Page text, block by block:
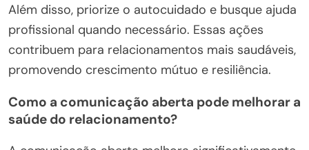
Além disso, priorize o autocuidado e busque ajuda
profissional quando necessário. Essas ações
contribuem para relacionamentos mais saudáveis,
promovendo crescimento mútuo e resiliência.
Como a comunicação aberta pode melhorar a
saúde do relacionamento?